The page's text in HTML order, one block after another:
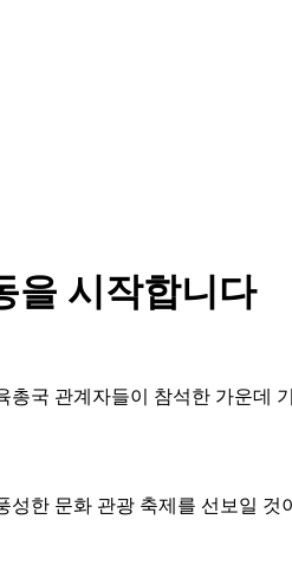
을 시작합니다
국 관계자들이 참석한 가운데
한 문화 관광 축제를 선보일 것